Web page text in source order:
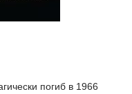
погиб в 1966